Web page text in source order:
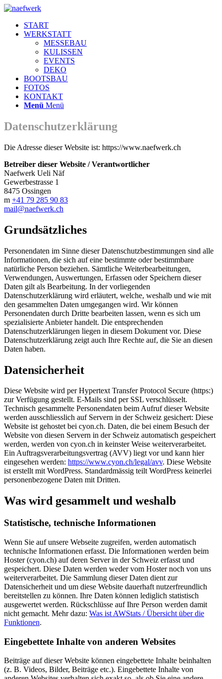
START
WERKSTATT
MESSEBAU
KULISSEN
EVENTS
DEKO
BOOTSBAU
FOTOS
KONTAKT
Menü Menü
Datenschutzerklärung
Die Adresse dieser Website ist: https://www.naefwerk.ch
Betreiber dieser Website / Verantwortlicher
Naefwerk Ueli Näf
Gewerbestrasse 1
8475 Ossingen
m +41 79 285 90 83
mail@naefwerk.ch
Grundsätzliches
Personendaten im Sinne dieser Datenschutzbestimmungen sind alle
Informationen, die sich auf eine bestimmte oder bestimmbare
natürliche Person beziehen. Sämtliche Weiterbearbeitungen,
Verwendungen, Auswertungen, Erfassen oder Speichern dieser
Daten gilt als Bearbeitung. In der vorliegenden
Datenschutzerklärung wird erläutert, welche, weshalb und wie mit
den gesammelten Daten umgegangen wird. Wir können
Personendaten durch Dritte bearbeiten lassen, wenn es sich um
spezialisierte Anbieter handelt. Die entsprechenden
Datenschutzerklärungen liegen in diesem Dokument vor. Diese
Datenschutzerklärung zeigt auch Ihre Rechte auf, die Sie an diesen
Daten haben.
Datensicherheit
Diese Website wird per Hypertext Transfer Protocol Secure (https:)
zur Verfügung gestellt. E-Mails sind per SSL verschlüsselt.
Technisch gesammelte Personendaten beim Aufruf dieser Website
werden ausschliesslich auf Servern in der Schweiz gesichert: Diese
Website ist gehostet bei cyon.ch. Daten, die bei einem Besuch der
Website von diesen Servern in der Schweiz automatisch gespeichert
werden, werden von cyon.ch in keinster Weise weiterverarbeitet.
Ein Auftragsverarbeitungsvertrag (AVV) liegt vor und kann hier
eingesehen werden: https://www.cyon.ch/legal/avv. Diese Website
ist erstellt mit WordPress. Standardmässig teilt WordPress keinerlei
personenbezogene Daten mit Dritten.
Was wird gesammelt und weshalb
Statistische, technische Informationen
Wenn Sie auf unsere Webseite zugreifen, werden automatisch
technische Informationen erfasst. Die Informationen werden beim
Hoster (cyon.ch) auf deren Server in der Schweiz erfasst und
gespeichert. Diese Daten werden weder vom Hoster noch von uns
weiterverarbeitet. Die Sammlung dieser Daten dient zur
Datensicherheit und um diese Website dauerhaft nutzerfreundlich
bereitstellen zu können. Ihre Daten können lediglich statistisch
ausgewertet werden. Rückschlüsse auf Ihre Person werden damit
nicht gemacht. Mehr dazu: Was ist AWStats / Übersicht über die
Funktionen.
Eingebettete Inhalte von anderen Websites
Beiträge auf dieser Website können eingebettete Inhalte beinhalten
(z. B. Videos, Bilder, Beiträge etc.). Eingebettete Inhalte von